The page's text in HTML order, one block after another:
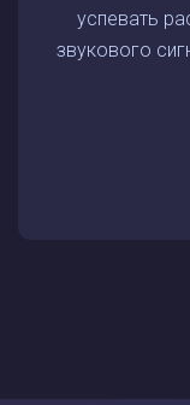
успевать
звукового